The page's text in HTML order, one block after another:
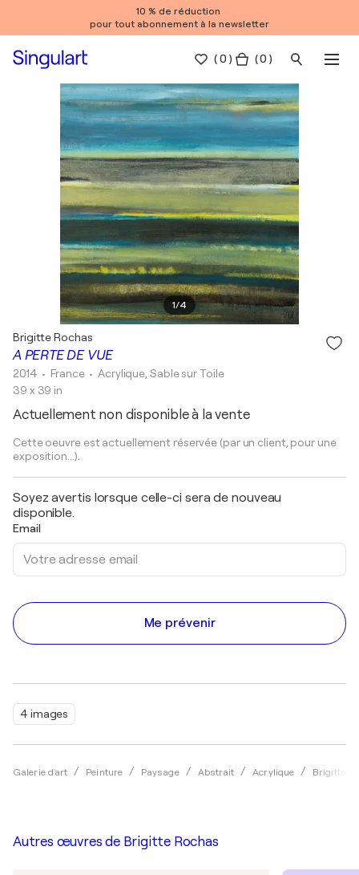
10 % de réduction
pour tout abonnement à la newsletter
(0 ) ( 0 )
1/4
4 images
Galerie d'art Peinture Paysage Abstrait Acrylique Brigitte
A PERTE DE VUE
Brigitte Rochas
2014 • France •Acrylique, Sable sur Toile
39 x 39 in
Actuellement non disponible à la vente
Cette oeuvre est actuellement réservée (par un client, pour une
exposition...).
Soyez avertis lorsque celle-ci sera de nouveau
disponible.
Email
Me prévenir
Autres œuvres de Brigitte Rochas